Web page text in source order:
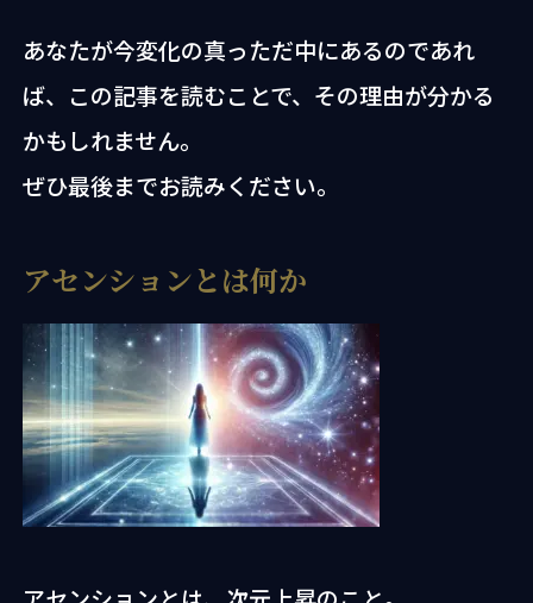
あなたが今変化の真っただ中にあるのであれ
ば、この記事を読むことで、その理由が分かる
かもしれません。
ぜひ最後までお読みください。
アセンションとは何か